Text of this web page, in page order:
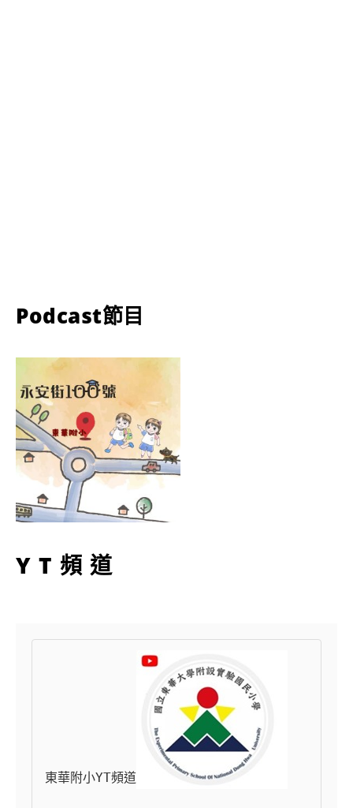
Podcast節目
YT頻道
東華附小YT頻道